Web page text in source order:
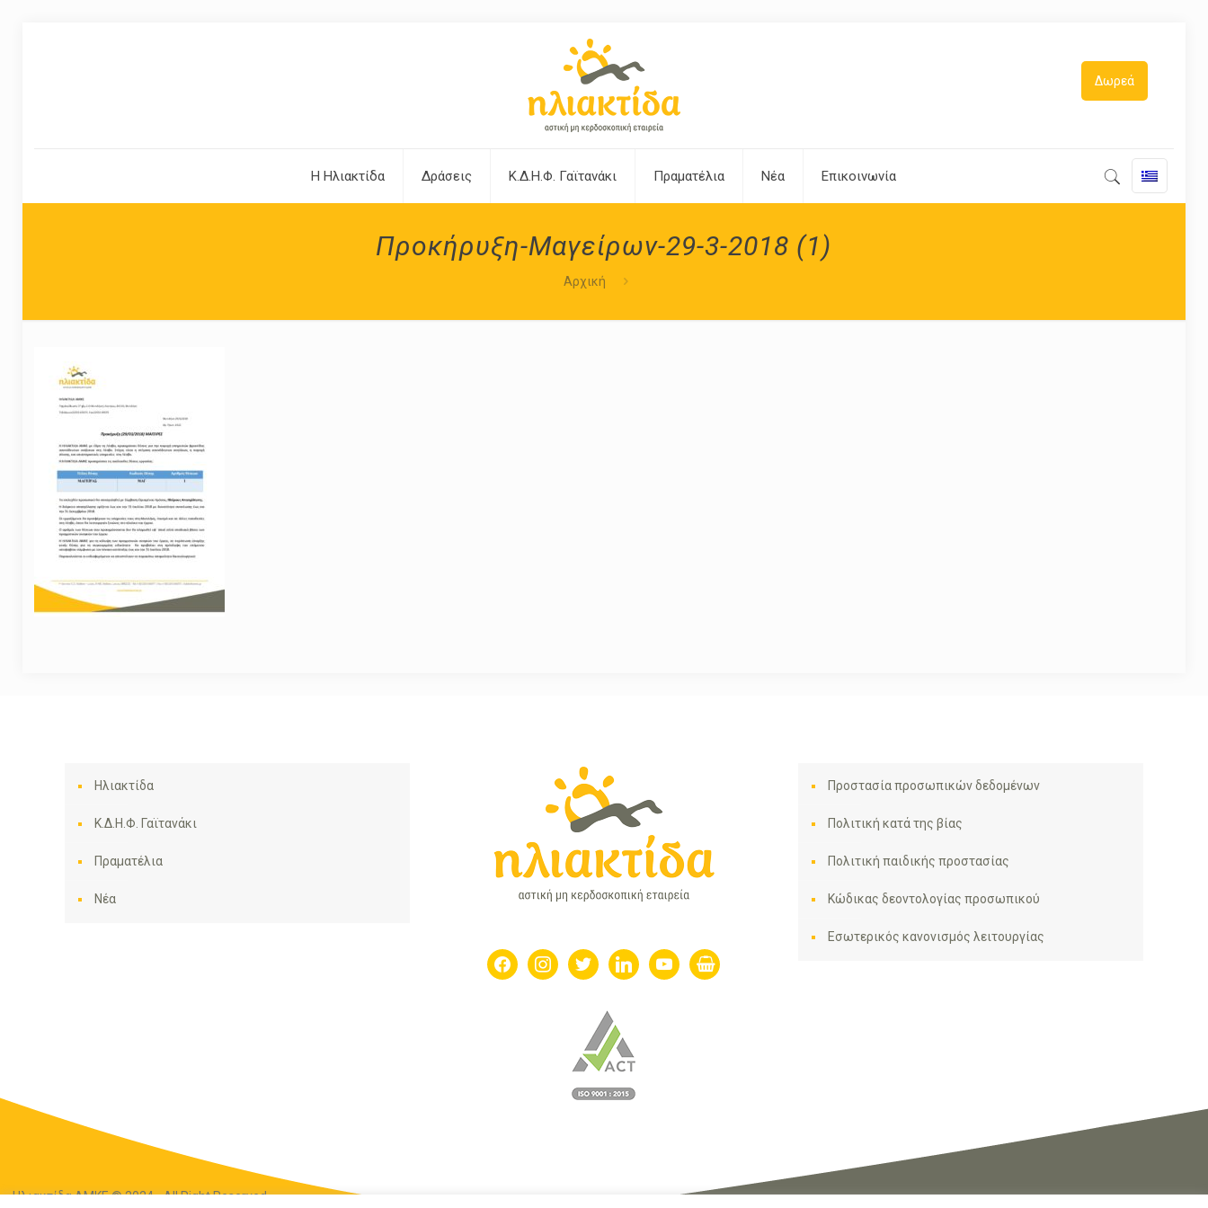
Η Ηλιακτίδα Δράσεις Κ.Δ.Η.Φ. Γαϊτανάκι Πραματέλια Νέα Επικοινωνία
Δωρεά
Προκήρυξη-Μαγείρων-29-3-2018 (1)
Αρχική
Ηλιακτίδα
Κ.Δ.Η.Φ. Γαϊτανάκι
Πραματέλια
Νέα
facebookinstagram
twitter linkedinyoutubeshopping-
basket
Προστασία προσωπικών δεδομένων
Πολιτική κατά της βίας
Πολιτική παιδικής προστασίας
Κώδικας δεοντολογίας προσωπικού
Εσωτερικός κανονισμός λειτουργίας
Ηλιακτίδα ΑΜΚΕ © 2024 - All Right Reserved